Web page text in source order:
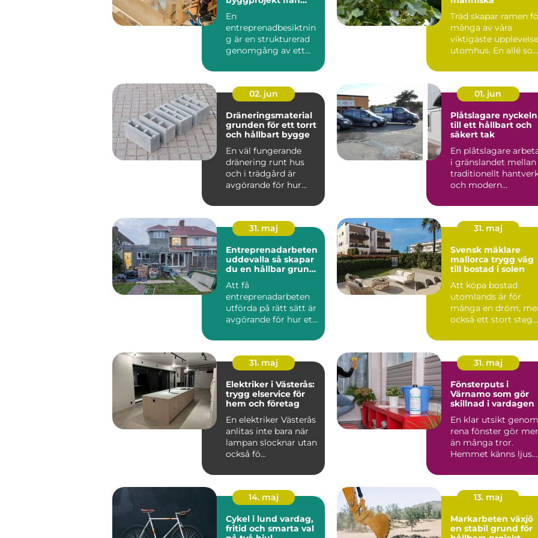
En
entreprenadbesiktnin
g är en strukturerad
genomgång av ett
pågående
byggprojekt...
Träd skapar ramen
många av våra
viktigaste
utomhus. En allé som
...
02. jun
Dräneringsmaterial
grunden för ett torrt
och hållbart bygge
En väl fungerande
dränering runt hus
och i trädgård är
avgörande för hur
håller och...
01. jun
Plåtslagare nyckeln
till ett hållbart och
säkert tak
En plåtslagare
i gränslandet mellan
traditionellt
och modern
hand...
31. maj
Entreprenadarbeten
uddevalla så skapar
du en hållbar grund
Att få
entreprenadarbeten
utförda på rätt sätt är
avgörande för hur ett
lång sikt...
31. maj
Svensk mäklare
mallorca trygg väg
till bostad i solen
Att köpa bostad
utomlands är för
många en dröm,
också ett stort steg.
och ...
31. maj
Elektriker i Västerås:
trygg elservice för
hem och företag
En elektriker Västerås
anlitas inte bara när
lampan slocknar utan
också fö...
31. maj
Fönsterputs i
Värnamo som gör
skillnad i vardagen
En klar utsikt genom
rena fönster gör mer
än många tror.
Hemmet känns ljus...
14. maj
Cykel i lund vardag,
fritid och smarta val
13. maj
Markarbeten växjö
en stabil grund för